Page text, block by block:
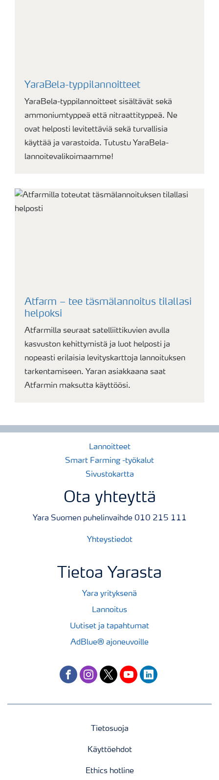
YaraBela-typpilannoitteet
YaraBela-typpilannoitteet sisältävät sekä
ammoniumtyppeä että nitraattityppeä. Ne
ovat helposti levitettäviä sekä turvallisia
käyttää ja varastoida. Tutustu YaraBela-
lannoitevalikoimaamme!
Atfarm – tee täsmälannoitus tilallasi
helpoksi
Atfarmilla seuraat satelliittikuvien avulla
kasvuston kehittymistä ja luot helposti ja
nopeasti erilaisia levityskarttoja lannoituksen
tarkentamiseen. Yaran asiakkaana saat
Atfarmin maksutta käyttöösi.
Lannoitteet
Smart Farming -työkalut
Sivustokartta
Ota yhteyttä
Yara Suomen puhelinvaihde 010 215 111
Yhteystiedot
Tietoa Yarasta
Yara yrityksenä
Lannoitus
Uutiset ja tapahtumat
AdBlue® ajoneuvoille
facebookinstagram
twitteryoutubelinkedin
Tietosuoja
Käyttöehdot
Ethics hotline